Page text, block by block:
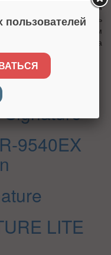
помогут выбрать Вам
Если остались
заключении приводим
себя на
стандартам качества:
9540EX
LITE